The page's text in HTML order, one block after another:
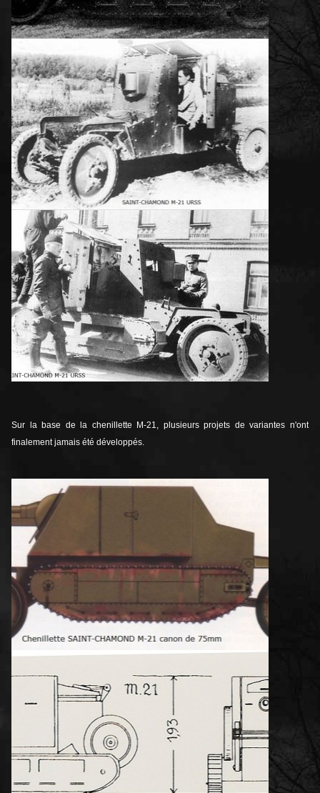
Sur la base de la chenillette M-21, plusieurs projets de variantes n'ont
finalement jamais été développés.